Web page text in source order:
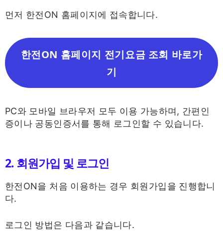
먼저 한전ON 홈페이지에 접속합니다.
한전ON 홈페이지 전기요금 조회 바로가
기
PC와 모바일 브라우저 모두 이용 가능하며, 간편인
증이나 공동인증서를 통해 로그인할 수 있습니다.
2. 회원가입 및 로그인
한전ON을 처음 이용하는 경우 회원가입을 진행합니
다.
로그인 방법은 다음과 같습니다.